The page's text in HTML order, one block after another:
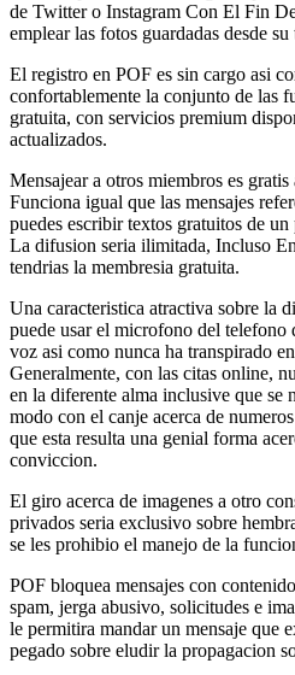
de Twitter o Instagram Con El Fin
emplear las fotos guardadas desde
El registro en POF es sin cargo asi­
confortablemente la conjunto de las
gratuita, con servicios premium
actualizados.
Mensajear a otros miembros es
Funciona igual que las mensajes
puedes escribir textos gratuitos de
La difusion seri­a ilimitada, Incluso
tendri­as la membresia gratuita.
Una caracteristica atractiva sobre la
puede usar el microfono del telefono
voz asi­ como nunca ha transpirado
Generalmente, con las citas online,
en la diferente alma inclusive que se
modo con el canje acerca de
que esta resulta una genial forma
conviccion.
El giro acerca de imagenes a otro
privados seri­a exclusivo sobre
se les prohibio el manejo de la
POF bloquea mensajes con
spam, jerga abusivo, solicitudes e
le permitira mandar un mensaje que
pegado sobre eludir la propagacion